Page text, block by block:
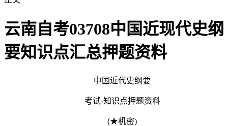
云南自考03708中国近现代史纲
要知识点汇总押题资料
中国近代史纲要
考试-知识点押题资料
(★机密)